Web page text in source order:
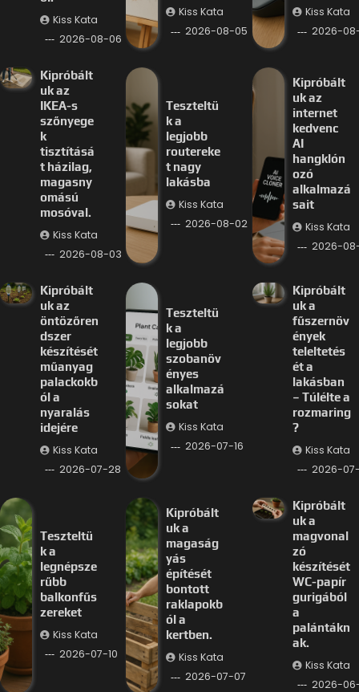
Kiss Kata
2026-08-06
Kiss Kata
2026-08-05
Kiss Kata
2026-
Kipróbált
uk az
IKEA-s
szőnyege
k
tisztításá
t házilag,
magasny
omású
mosóval.
Kiss Kata
2026-08-03
Teszteltü
k a
legjobb
routereke
t nagy
lakásba
Kiss Kata
2026-08-02
Kipróbált
uk az
internet
kedvenc
AI
hangklón
ozó
alkalmazá
sait
Kiss Kata
2026-
Kipróbált
uk az
öntözőren
dszer
készítését
műanyag
palackokb
ól a
nyaralás
idejére
Kiss Kata
2026-07-28
Teszteltü
k a
legjobb
szobanöv
ényes
alkalmazá
sokat
Kiss Kata
2026-07-16
Kipróbált
uk a
fűszernöv
ények
teleltetés
ét a
lakásban
– Túlélte a
rozmaring
?
Kiss Kata
2026-
Teszteltü
k a
legnépsze
rűbb
balkonfűs
zereket
Kiss Kata
2026-07-10
Kipróbált
uk a
magaság
yás
építését
bontott
raklapokb
ól a
kertben.
Kiss Kata
2026-07-07
Kipróbált
uk a
magvonal
zó
készítését
WC-papír
gurigából
a
palántákn
ak.
Kiss Kata
2026-